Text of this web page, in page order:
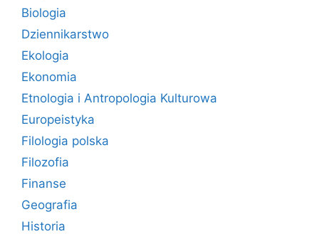
Biologia
Dziennikarstwo
Ekologia
Ekonomia
Etnologia i Antropologia Kulturowa
Europeistyka
Filologia polska
Filozofia
Finanse
Geografia
Historia